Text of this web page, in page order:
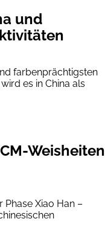
und
farbenprächtigsten
es in China als
Weisheiten
Phase Xiao Han –